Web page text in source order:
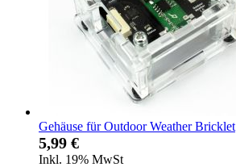
Gehäuse für Outdoor Weather Bricklet
5,99 €
Inkl. 19% MwSt